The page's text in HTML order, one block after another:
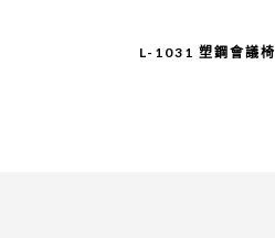
L-1031 塑鋼會議椅